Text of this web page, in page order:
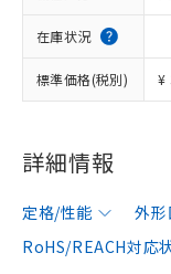
在庫状況
標準価格(税別) ¥
詳細情報
定格/性能 外形
RoHS/REACH対応